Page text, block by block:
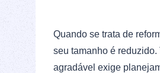
Quando se trata de
seu tamanho é
agradável exige